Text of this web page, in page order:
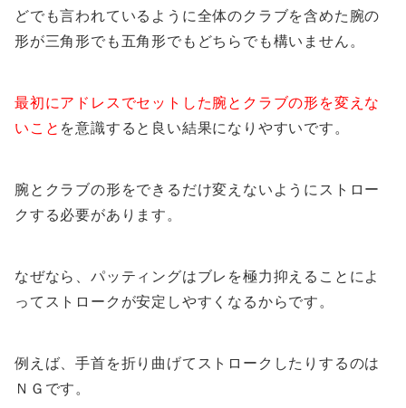
どでも言われているように全体のクラブを含めた腕の
形が三角形でも五角形でもどちらでも構いません。
最初にアドレスでセットした腕とクラブの形を変えな
いこと を意識すると良い結果になりやすいです。
腕とクラブの形をできるだけ変えないようにストロー
クする必要があります。
なぜなら、パッティングはブレを極力抑えることによ
ってストロークが安定しやすくなるからです。
例えば、手首を折り曲げてストロークしたりするのは
ＮＧです。